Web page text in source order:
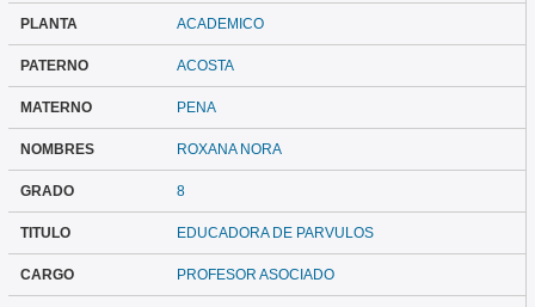
PLANTA ACADEMICO
PATERNO ACOSTA
MATERNO PENA
NOMBRES ROXANA NORA
GRADO 8
TITULO EDUCADORA DE PARVULOS
CARGO PROFESOR ASOCIADO